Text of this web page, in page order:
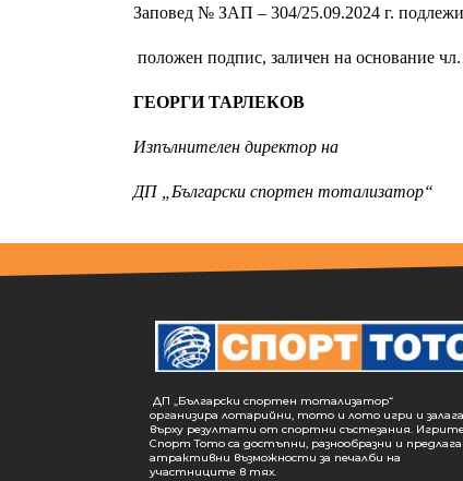
Заповед № ЗАП – 304/25.09.2024 г.
положен подпис, заличен на основание
ГЕОРГИ ТАРЛЕКОВ
Изпълнителен директор на
ДП „Български спортен тотализатор“
ДП „Български спортен тотализатор“
организира лотарийни, тото и лото игри и
върху резултати от спортни състезания.
Спорт Тото са достъпни, разнообразни и
атрактивни възможности за печалби на
участниците в тях.